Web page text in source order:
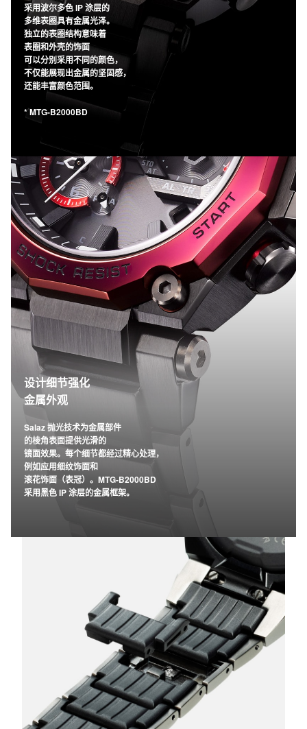
采用波尔多色 IP 涂层的
多维表圈具有金属光泽。
独立的表圈结构意味着
表圈和外壳的饰面
可以分别采用不同的颜色，
不仅能展现出金属的坚固感，
还能丰富颜色范围。
* MTG-B2000BD
设计细节强化
金属外观
Salaz 抛光技术为金属部件
的棱角表面提供光滑的
镜面效果。每个细节都经过精心处理，
例如应用细纹饰面和
滚花饰面（表冠）。MTG-B2000BD
采用黑色 IP 涂层的金属框架。